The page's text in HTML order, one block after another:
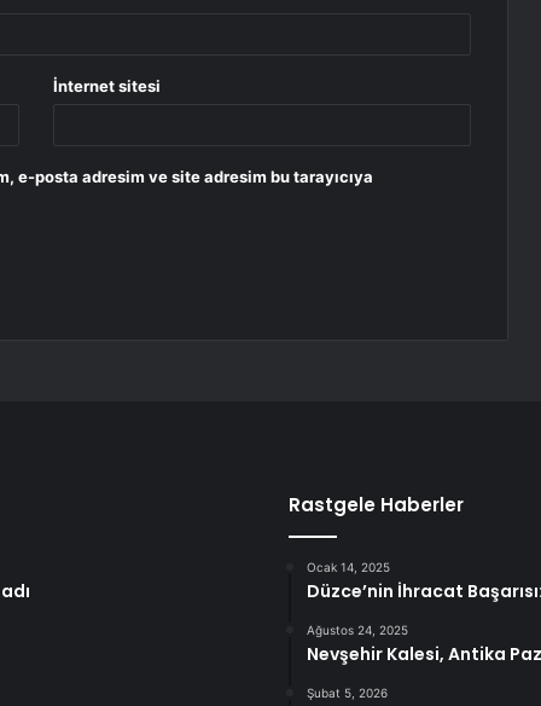
İnternet sitesi
e-posta adresim ve site adresim bu tarayıcıya
Rastgele Haberler
Ocak 14, 2025
Düzce’nin İhracat
Ağustos 24, 2025
Nevşehir Kalesi, Antika
Şubat 5, 2026